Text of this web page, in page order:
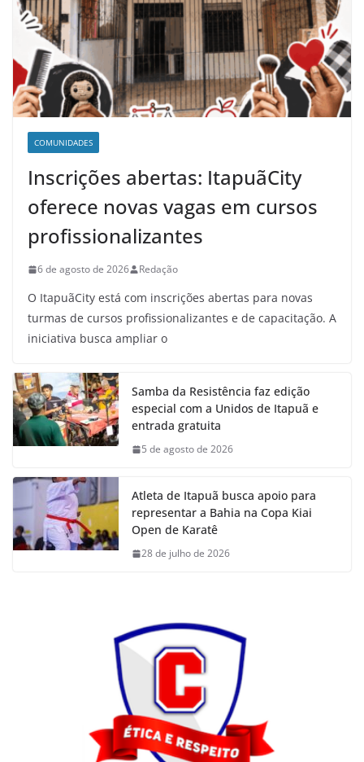
COMUNIDADES
Inscrições abertas: ItapuãCity
oferece novas vagas em cursos
profissionalizantes
6 de agosto de 2026 Redação
O ItapuãCity está com inscrições abertas para novas
turmas de cursos profissionalizantes e de capacitação. A
iniciativa busca ampliar o
Samba da Resistência faz edição
especial com a Unidos de Itapuã e
entrada gratuita
5 de agosto de 2026
Atleta de Itapuã busca apoio para
representar a Bahia na Copa Kiai
Open de Karatê
28 de julho de 2026